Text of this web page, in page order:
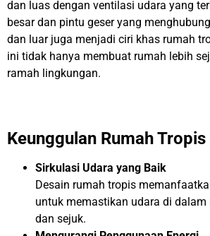
dan luas dengan ventilasi udara yang
besar dan pintu geser yang
dan luar juga menjadi ciri khas rumah
ini tidak hanya membuat rumah lebih
ramah lingkungan.
Keunggulan Rumah
Sirkulasi Udara yang Baik
Desain rumah tropis
untuk memastikan udara di dalam
dan sejuk.